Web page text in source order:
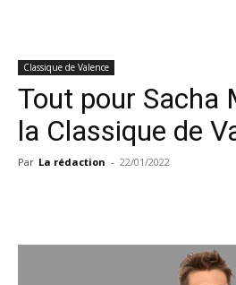
Classique de Valence
Tout pour Sacha
la Classique de
Par La rédaction - 22/01/2022